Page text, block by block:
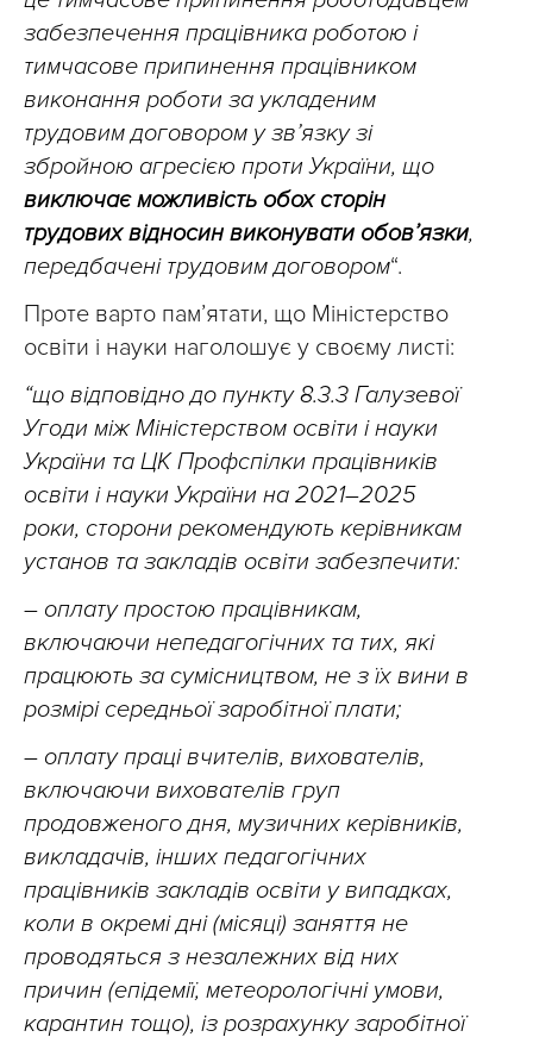
забезпечення працівника роботою і
тимчасове припинення працівником
виконання роботи за укладеним
трудовим договором у зв’язку зі
збройною агресією проти України, що
виключає можливість обох сторін
трудових відносин виконувати обов’язки,
передбачені трудовим договором“.
Проте варто пам’ятати, що Міністерство
освіти і науки наголошує у своєму листі:
“що відповідно до пункту 8.3.3 Галузевої
Угоди між Міністерством освіти і науки
України та ЦК Профспілки працівників
освіти і науки України на 2021–2025
роки, сторони рекомендують керівникам
установ та закладів освіти забезпечити:
– оплату простою працівникам,
включаючи непедагогічних та тих, які
працюють за сумісництвом, не з їх вини в
розмірі середньої заробітної плати;
– оплату праці вчителів, вихователів,
включаючи вихователів груп
продовженого дня, музичних керівників,
викладачів, інших педагогічних
працівників закладів освіти у випадках,
коли в окремі дні (місяці) заняття не
проводяться з незалежних від них
причин (епідемії, метеорологічні умови,
карантин тощо), із розрахунку заробітної